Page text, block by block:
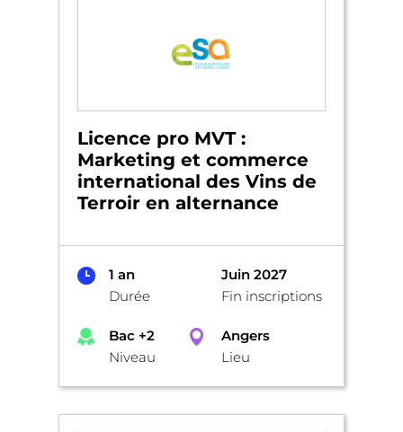
Licence pro MVT :
Marketing et commerce
international des Vins de
Terroir en alternance
1 an
Durée
Juin 2027
Fin inscriptions
Bac +2
Niveau
Angers
Lieu